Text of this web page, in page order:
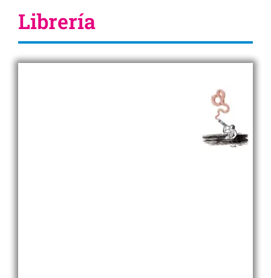
Librería